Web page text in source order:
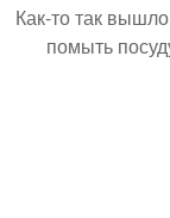
Как-то так
помыть